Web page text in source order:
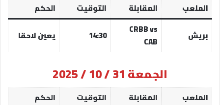
الملعب المقابلة التوقيت
الحكم
بريش
CRBB vs
CAB
14:30 يعين لاحقا
الجمعة 31 / 10 / 2025
الملعب المقابلة التوقيت
الحكم